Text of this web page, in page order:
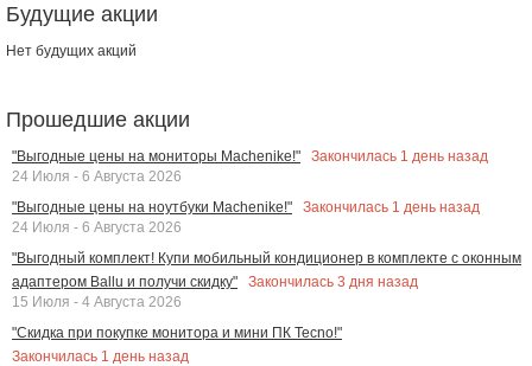
Будущие акции
Нет будущих акций
Прошедшие акции
"Выгодные цены на мониторы Machenike!" Закончилась 1 день назад
24 Июля - 6 Августа 2026
"Выгодные цены на ноутбуки Machenike!"
Закончилась 1 день назад
24 Июля - 6 Августа 2026
"Выгодный комплект! Купи мобильный кондиционер в комплекте с оконным
адаптером Ballu и получи скидку"
Закончилась 3 дня назад
15 Июля - 4 Августа 2026
"Скидка при покупке монитора и мини ПК Tecno!"
Закончилась 1 день назад